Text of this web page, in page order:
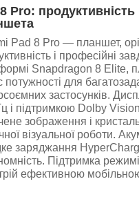
Pro: продуктивність
Pad 8 Pro — планшет,
і професійні
Snapdragon 8 Elite,
потужності для
застосунків.
і підтримкою Dolby
зображення і
візуальної роботи.
заряджання
Підтримка
ефективною